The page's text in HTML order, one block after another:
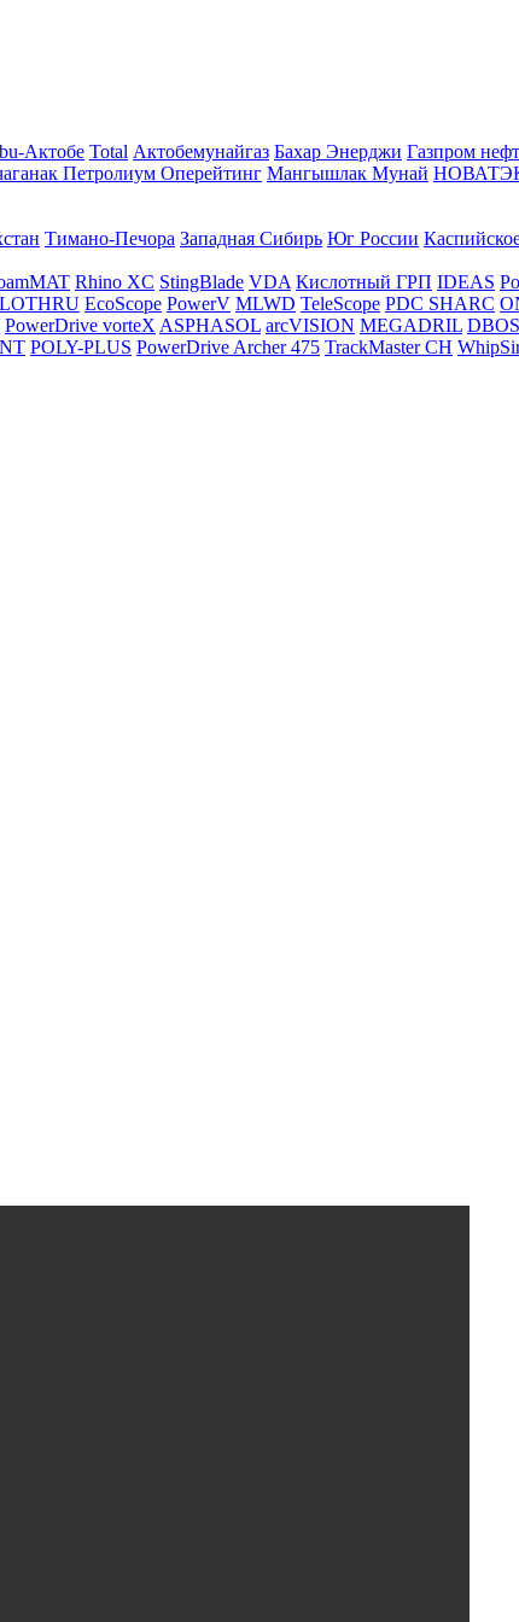
Актобе Total Актобемунайгаз Бахар Энерджи Газпром
Петролиум Оперейтинг Мангышлак Мунай
Тимано-Печора Западная Сибирь Юг России
Rhino XC StingBlade VDA Кислотный ГРП IDEAS
EcoScope PowerV MLWD TeleScope PDC SHARC
PowerDrive vorteX ASPHASOL arcVISION MEGADRIL
POLY-PLUS PowerDrive Archer 475 TrackMaster CH